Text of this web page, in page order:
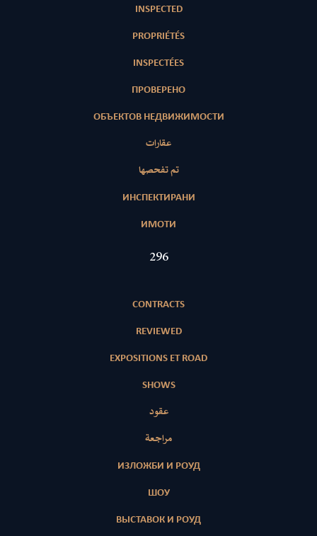
INSPECTED
PROPRIÉTÉS
INSPECTÉES
ПРОВЕРЕНО
ОБЪЕКТОВ НЕДВИЖИМОСТИ
عقارات
تم تفحصها
ИНСПЕКТИРАНИ
ИМОТИ
421
CONTRACTS
REVIEWED
EXPOSITIONS ET ROAD
SHOWS
عقود
مراجعة
ИЗЛОЖБИ И РОУД
ШОУ
ВЫСТАВОК И РОУД